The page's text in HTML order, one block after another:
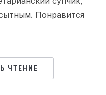
Понравится
ЧТЕНИЕ